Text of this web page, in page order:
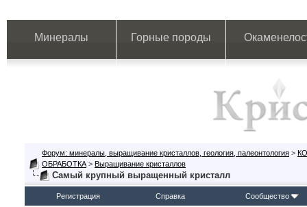
Минералы Горные породы
Форум: минералы, выращивание кристаллов, геология, палеонтология >
ОБРАБОТКА > Выращивание кристаллов
Самый крупный выращенный кристалл
Регистрация Справка Сообщество